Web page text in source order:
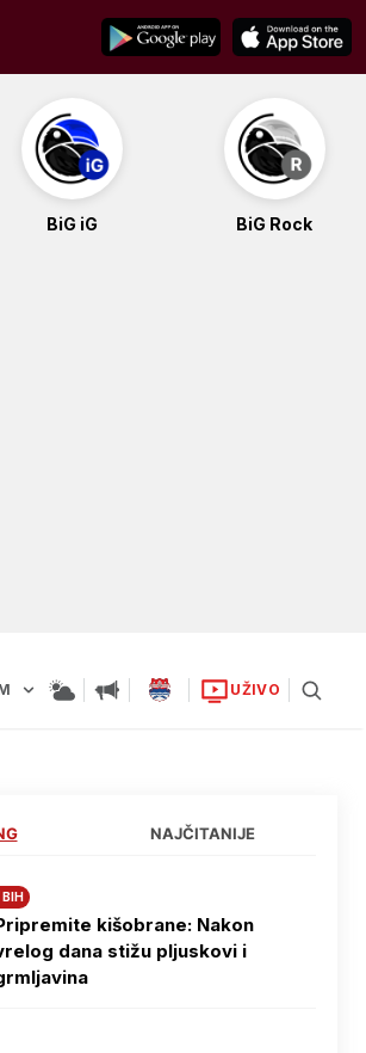
BiG iG BiG Rock
UŽIVO
NAJČITANIJE
kišobrane: Nakon
dana stižu pljuskovi i